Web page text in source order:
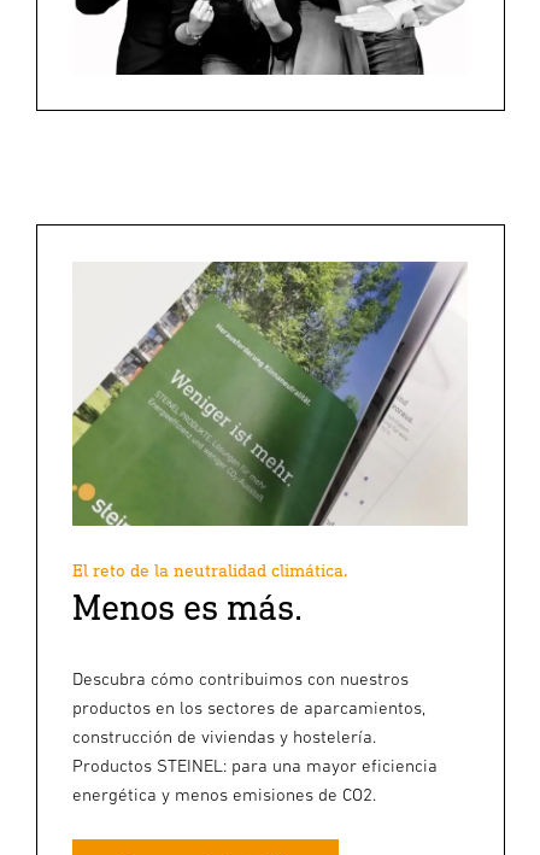
El reto de la neutralidad climática.
Menos es más.
Descubra cómo contribuimos con nuestros
productos en los sectores de aparcamientos,
construcción de viviendas y hostelería.
Productos STEINEL: para una mayor eficiencia
energética y menos emisiones de CO2.